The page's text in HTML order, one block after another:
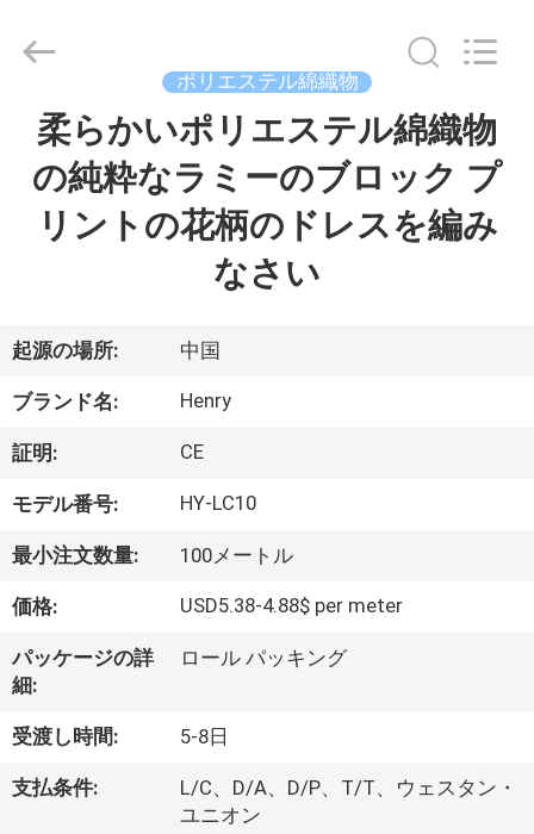
ク
ト
私
達
つ
い
て
工
2025
Trading
Rights
ポリエステル綿織物
柔らかいポリエステル綿織物
の純粋なラミーのブロック プ
リントの花柄のドレスを編み
なさい
起源の場所: 中国
ブランド名: Henry
証明: CE
モデル番号: HY-LC10
最小注文数量: 100メートル
価格: USD5.38-4.88$ per meter
パッケージの詳
細:
ロール パッキング
受渡し時間: 5-8日
支払条件:
L/C、D/A、D/P、T/T、ウェスタン・
ユニオン